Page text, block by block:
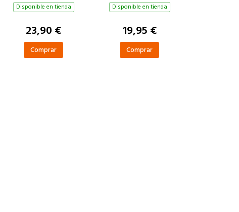
Disponible en tienda
23,90 €
Comprar
Disponible en tienda
19,95 €
Comprar